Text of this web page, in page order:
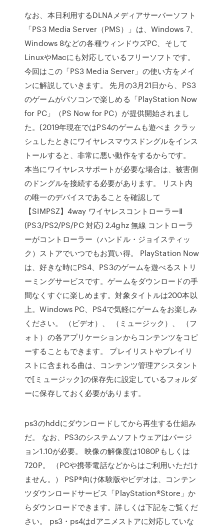
なお、本日利用するDLNAメディアサーバーソフト
「PS3 Media Server（PMS）」は、Windows 7、
Windows 8などの各種ウィンドウズPC、そして
LinuxやMacにも対応しているフリーソフトです。
今回はこの「PS3 Media Server」の使い方をメイ
ンに解説していきます。 先月の3月21日から、PS3
のゲームがパソコンで楽しめる「PlayStation Now
for PC」（PS Now for PC）が提供開始されまし
た。(2019年現在ではPS4のゲームも遊べま クラッ
シュしたときにワイヤレスマウスドングルをインス
トールすると、非常に悪い動作をするからです。
本当にワイヤレスサポートが必要な場合は、被害側
のドングルを接続する必要があります。 リスト内
の唯一のデバイスであることを確認して
【SIMPSZ】4way ワイヤレスコントローラーⅡ
(PS3/PS2/PS/PC 対応) 2.4ghz 無線 コントローラ
ーがコントローラー（ハンドル・ジョイスティッ
ク）ストアでいつでもお買い得。 PlayStation Now
は、好きな時にPS4、PS3のゲームを遊べるストリ
ーミングサービスです。ゲームをダウンロードの手
間なくすぐに楽しめます。対象タイトルは200本以
上。Windows PC、PS4で気軽にゲームをお楽しみ
ください。 （ビデオ）、 （ミュージック）、 （フ
ォト）の各アプリケーションからコンテンツをコピ
ーすることもできます。 プレイリストやプレイリ
ストに含まれる曲は、コンテンツ管理アシスタント
で[ミュージック]の保存先に設定しているフォルダ
ーに保存しておく必要があります。
ps3のhddにダウンロードしてから再生する仕組み
だ。 なお、PS3のシステムソフトウェアはバージ
ョン1.10が必要。 映像の解像度は1080Pもしくは
720P。 （PCや携帯電話などからはご利用いただけ
ません。） PSP®向け体験版やビデオは、コンテン
ツダウンロードサービス「PlayStation®Store」か
らダウンロードできます。詳しくは下記をご覧くだ
さい。 ps3・ps4はdアニメストアに対応していな